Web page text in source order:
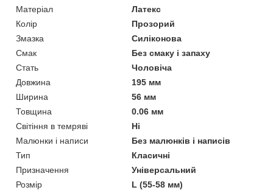
Матеріал
Латекс
Колір
Прозорий
Змазка
Силіконова
Смак
Без смаку і запаху
Стать
Чоловіча
Довжина
195 мм
Ширина
56 мм
Товщина
0.06 мм
Світіння в темряві
Ні
Малюнки і написи
Без малюнків і написів
Тип
Класичні
Призначення
Універсальний
Розмір
L (55-58 мм)